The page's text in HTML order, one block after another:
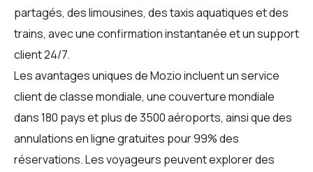
partagés, des limousines, des taxis aquatiques et des
trains, avec une confirmation instantanée et un support
client 24/7.
Les avantages uniques de Mozio incluent un service
client de classe mondiale, une couverture mondiale
dans 180 pays et plus de 3500 aéroports, ainsi que des
annulations en ligne gratuites pour 99% des
réservations. Les voyageurs peuvent explorer des